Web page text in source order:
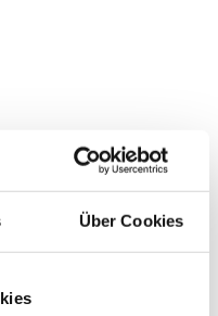
Über Cookies
von Baumaschinen
Machinery,